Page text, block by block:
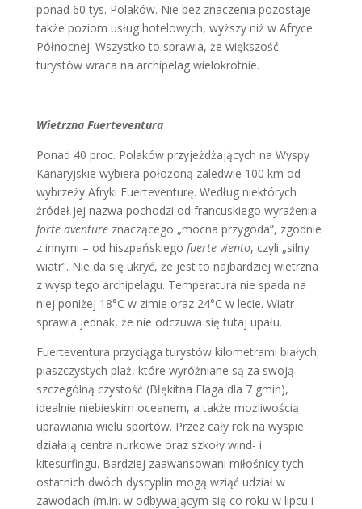
ponad 60 tys. Polaków. Nie bez znaczenia pozostaje
także poziom usług hotelowych, wyższy niż w Afryce
Północnej. Wszystko to sprawia, że większość
turystów wraca na archipelag wielokrotnie.
Wietrzna Fuerteventura
Ponad 40 proc. Polaków przyjeżdżających na Wyspy
Kanaryjskie wybiera położoną zaledwie 100 km od
wybrzeży Afryki Fuerteventurę. Według niektórych
źródeł jej nazwa pochodzi od francuskiego wyrażenia
forte aventureznaczącego „mocna przygoda”, zgodnie
z innymi – od hiszpańskiego fuerte viento, czyli „silny
wiatr”. Nie da się ukryć, że jest to najbardziej wietrzna
z wysp tego archipelagu. Temperatura nie spada na
niej poniżej 18°C w zimie oraz 24°C w lecie. Wiatr
sprawia jednak, że nie odczuwa się tutaj upału.
Fuerteventura przyciąga turystów kilometrami białych,
piaszczystych plaż, które wyróżniane są za swoją
szczególną czystość (Błękitna Flaga dla 7 gmin),
idealnie niebieskim oceanem, a także możliwością
uprawiania wielu sportów. Przez cały rok na wyspie
działają centra nurkowe oraz szkoły wind- i
kitesurfingu. Bardziej zaawansowani miłośnicy tych
ostatnich dwóch dyscyplin mogą wziąć udział w
zawodach (m.in. w odbywającym się co roku w lipcu i